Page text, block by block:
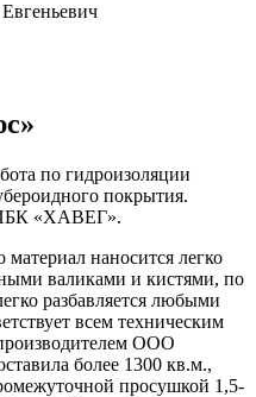
по гидроизоляции
покрытия.
«ХАВЕГ».
наносится легко
валиками и кистями, по
разбавляется любыми
всем техническим
ООО
более 1300 кв.м.,
просушкой 1,5-